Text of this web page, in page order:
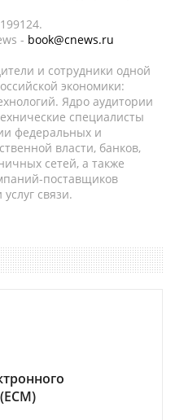
- book@cnews.ru
и сотрудники одной
экономики:
Ядро аудитории
специалисты
федеральных и
власти, банков,
сетей, а также
поставщиков
связи.